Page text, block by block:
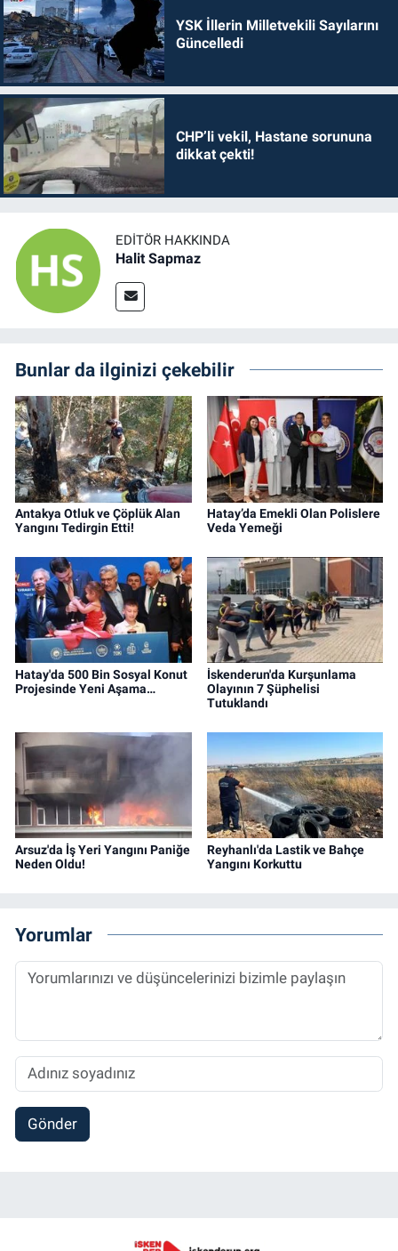
YSK İllerin Milletvekili Sayılarını
Güncelledi
CHP’li vekil, Hastane sorununa
dikkat çekti!
EDITÖR HAKKINDA
Halit Sapmaz
Bunlar da ilginizi çekebilir
Antakya Otluk ve Çöplük Alan
Yangını Tedirgin Etti!
Hatay’da Emekli Olan Polislere
Veda Yemeği
Hatay'da 500 Bin Sosyal Konut
Projesinde Yeni Aşama…
İskenderun'da Kurşunlama
Olayının 7 Şüphelisi
Tutuklandı
Arsuz'da İş Yeri Yangını Paniğe
Neden Oldu!
Reyhanlı'da Lastik ve Bahçe
Yangını Korkuttu
Yorumlar
Gönder